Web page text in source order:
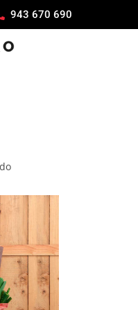
943 670 690